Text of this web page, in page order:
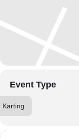
Event Type
Karting